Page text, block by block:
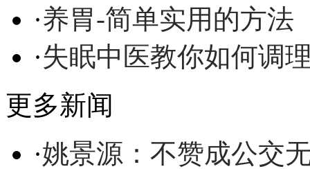
·养胃-简单实用的方法
·失眠中医教你如何调
更多新闻
·姚景源：不赞成公交